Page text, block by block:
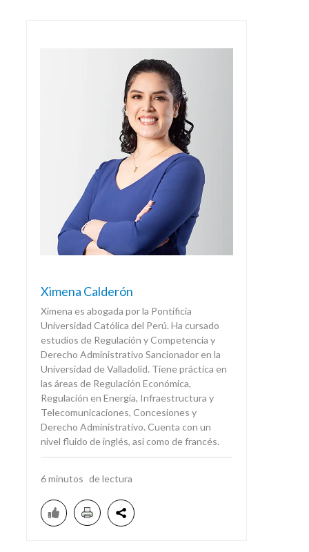
Ximena Calderón
Ximena es abogada por la Pontificia
Universidad Católica del Perú. Ha cursado
estudios de Regulación y Competencia y
Derecho Administrativo Sancionador en la
Universidad de Valladolid. Tiene práctica en
las áreas de Regulación Económica,
Regulación en Energía, Infraestructura y
Telecomunicaciones, Concesiones y
Derecho Administrativo. Cuenta con un
nivel fluido de inglés, así como de francés.
6 minutos